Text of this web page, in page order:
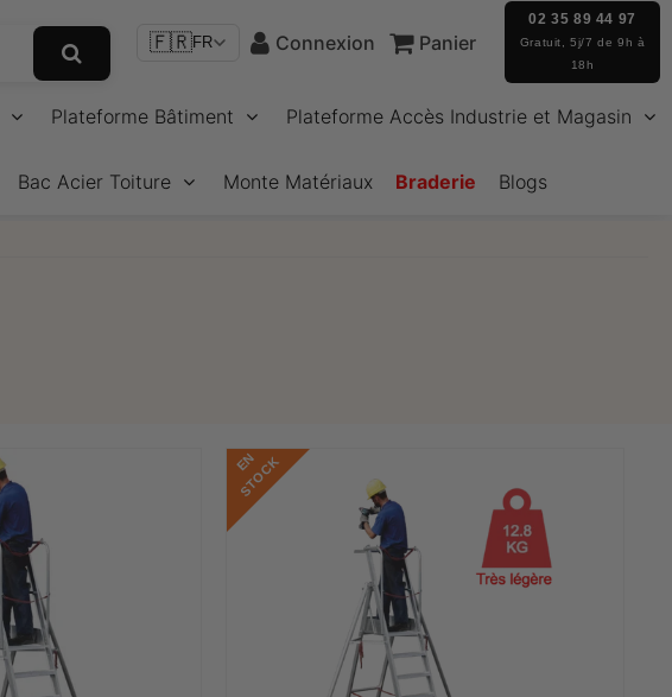
🇫🇷FR Connexion Panier
02 35 89 44 97
Gratuit, 5j/7 de 9h à
18h
Plateforme Bâtiment Plateforme Accès Industrie et Magasin
Bac Acier Toiture Monte Matériaux Braderie Blogs
E
N
S
T
O
C
K